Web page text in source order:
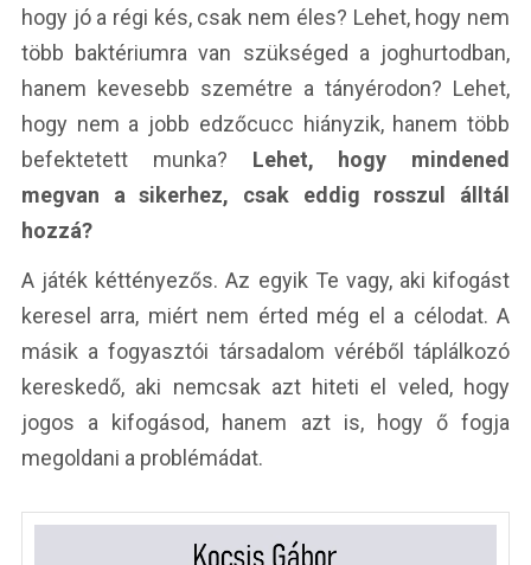
hogy jó a régi kés, csak nem éles? Lehet, hogy nem
több baktériumra van szükséged a joghurtodban,
hanem kevesebb szemétre a tányérodon? Lehet,
hogy nem a jobb edzőcucc hiányzik, hanem több
befektetett munka? Lehet, hogy mindened
megvan a sikerhez, csak eddig rosszul álltál
hozzá?
A játék kéttényezős. Az egyik Te vagy, aki kifogást
keresel arra, miért nem érted még el a célodat. A
másik a fogyasztói társadalom véréből táplálkozó
kereskedő, aki nemcsak azt hiteti el veled, hogy
jogos a kifogásod, hanem azt is, hogy ő fogja
megoldani a problémádat.